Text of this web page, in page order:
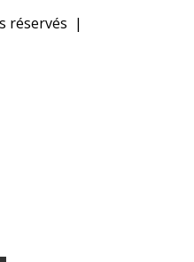
réservés |